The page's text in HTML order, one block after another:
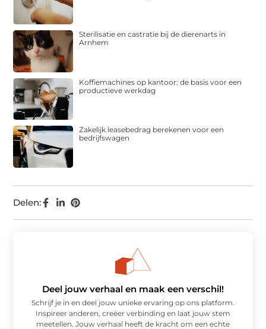
Delen:
Sterilisatie en castratie bij de dierenarts in
Arnhem
Koffiemachines op kantoor: de basis voor een
productieve werkdag
Zakelijk leasebedrag berekenen voor een
bedrijfswagen
Deel jouw verhaal en maak een verschil!
Schrijf je in en deel jouw unieke ervaring op ons platform.
Inspireer anderen, creëer verbinding en laat jouw stem
meetellen. Jouw verhaal heeft de kracht om een echte